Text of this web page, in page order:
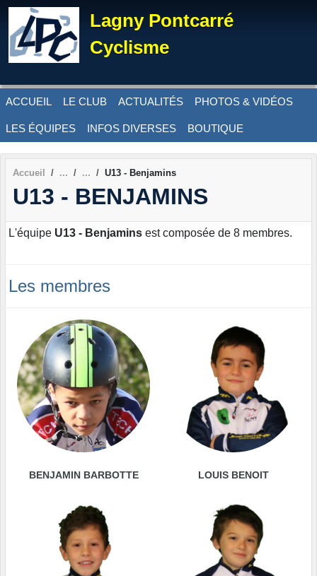
Lagny Pontcarré
Cyclisme
ACCUEIL LE CLUB ACTUALITÉS PHOTOS & VIDÉOS
LES ÉQUIPES INFOS DIVERSES BOUTIQUE
Accueil U13 - Benjamins
U13 - BENJAMINS
L'équipe U13 - Benjamins est composée de 8 membres.
Les membres
BENJAMIN BARBOTTE LOUIS BENOIT
Panneau de gestion des cookies